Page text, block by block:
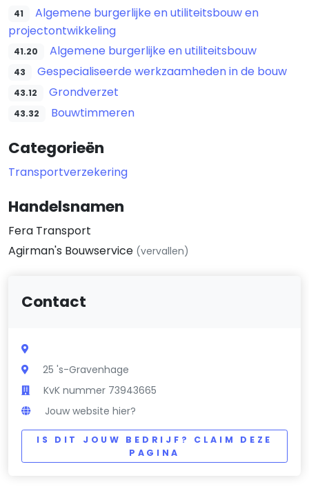
41
Algemene burgerlijke en utiliteitsbouw en
projectontwikkeling
41.20 Algemene burgerlijke en utiliteitsbouw
43 Gespecialiseerde werkzaamheden in de bouw
43.12 Grondverzet
43.32 Bouwtimmeren
Categorieën
Transportverzekering
Handelsnamen
Fera Transport
Agirman's Bouwservice (vervallen)
Contact
25 's-Gravenhage
KvK nummer 73943665
Jouw website hier?
IS DIT JOUW BEDRIJF? CLAIM DEZE
PAGINA